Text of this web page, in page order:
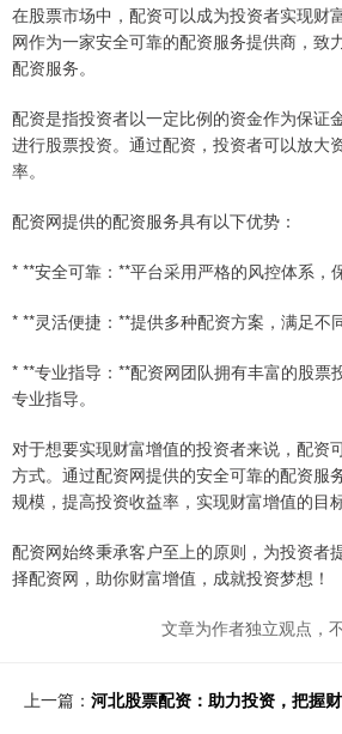
在股票市场中，配资可以成为投资者实现财
网作为一家安全可靠的配资服务提供商，致
配资服务。
配资是指投资者以一定比例的资金作为保证
进行股票投资。通过配资，投资者可以放大
率。
配资网提供的配资服务具有以下优势：
* **安全可靠：**平台采用严格的风控体系，
* **灵活便捷：**提供多种配资方案，满足不
* **专业指导：**配资网团队拥有丰富的股票
专业指导。
对于想要实现财富增值的投资者来说，配资
方式。通过配资网提供的安全可靠的配资服
规模，提高投资收益率，实现财富增值的目标
配资网始终秉承客户至上的原则，为投资者
择配资网，助你财富增值，成就投资梦想！
文章为作者独立观点，
上一篇： 河北股票配资：助力投资，把握